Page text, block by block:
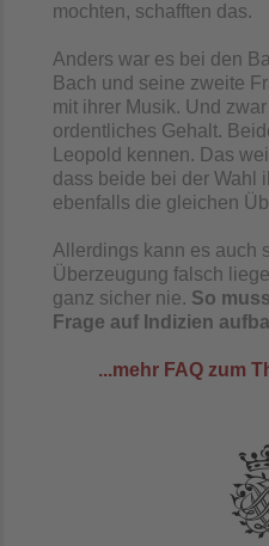
mochten, schafften das.
Anders war es bei den
Bach und seine zweite
mit ihrer Musik. Und
ordentliches Gehalt.
Leopold kennen. Das
dass beide bei der Wahl
ebenfalls die gleichen
Allerdings kann es auch
Überzeugung falsch
ganz sicher nie. So
Frage auf Indizien
...mehr FAQ zum